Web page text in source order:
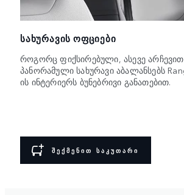
ᲡᲐᲮᲣᲠᲐᲕᲘᲡ ᲝᲤᲪᲘᲔᲑᲘ
როგორც ფიქსირებული, ასევე
პანორამული სახურავი აბალანსებს
ის ინტერიერს ბუნებრივი განათებით.
ᲨᲔᲥᲛᲔᲜᲘᲗ ᲡᲐᲙᲣᲗᲐᲠᲘ